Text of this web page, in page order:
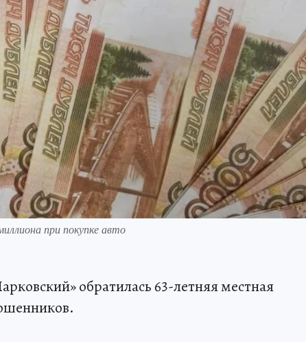
при покупке авто
обратилась 63-летняя местная